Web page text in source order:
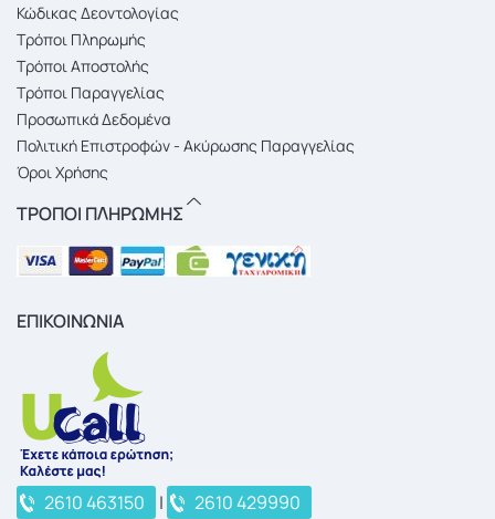
Κώδικας Δεοντολογίας
Τρόποι Πληρωμής
Τρόποι Αποστολής
Τρόποι Παραγγελίας
Προσωπικά Δεδομένα
Πολιτική Επιστροφών - Ακύρωσης Παραγγελίας
Όροι Χρήσης
ΤΡΟΠΟΙ ΠΛΗΡΩΜΗΣ
ΕΠΙΚΟΙΝΩΝΙΑ
2610 463150 |
2610 429990